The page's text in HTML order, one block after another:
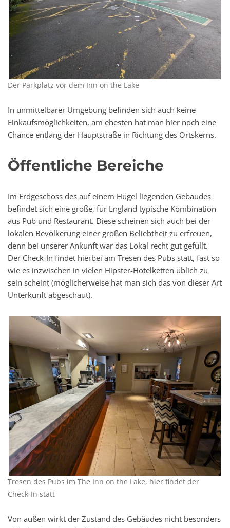
Der Parkplatz vor dem Inn on the Lake
In unmittelbarer Umgebung befinden sich auch keine
Einkaufsmöglichkeiten, am ehesten hat man hier noch eine
Chance entlang der Hauptstraße in Richtung des Ortskerns.
Öffentliche Bereiche
Im Erdgeschoss des auf einem Hügel liegenden Gebäudes
befindet sich eine große, für England typische Kombination
aus Pub und Restaurant. Diese scheinen sich auch bei der
lokalen Bevölkerung einer großen Beliebtheit zu erfreuen,
denn bei unserer Ankunft war das Lokal recht gut gefüllt.
Der Check-In findet hierbei am Tresen des Pubs statt, fast so
wie es inzwischen in vielen Hipster-Hotelketten üblich zu
sein scheint (möglicherweise hat man sich das von dieser Art
Unterkunft abgeschaut).
Tresen des Pubs im The Inn on the Lake, hier findet der
Check-In statt
Von außen wirkt der Zustand des Gebäudes nicht besonders